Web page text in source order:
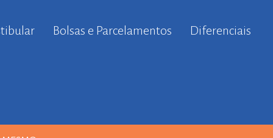
Bolsas e Parcelamentos Diferenciais